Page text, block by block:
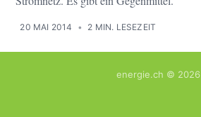
20 MAI 2014 • 2 MIN. LESEZEIT
energie.ch © 2026